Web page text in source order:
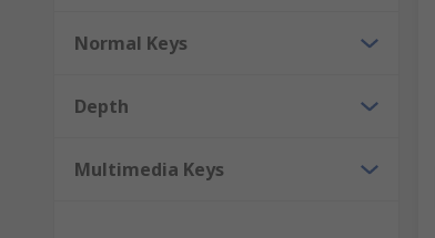
Normal Keys
Depth
Multimedia Keys